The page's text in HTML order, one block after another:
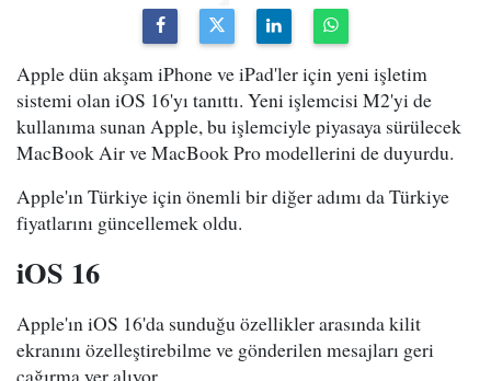
Apple dün akşam iPhone ve iPad'ler için yeni işletim
sistemi olan iOS 16'yı tanıttı. Yeni işlemcisi M2'yi de
kullanıma sunan Apple, bu işlemciyle piyasaya sürülecek
MacBook Air ve MacBook Pro modellerini de duyurdu.
Apple'ın Türkiye için önemli bir diğer adımı da Türkiye
fiyatlarını güncellemek oldu.
iOS 16
Apple'ın iOS 16'da sunduğu özellikler arasında kilit
ekranını özelleştirebilme ve gönderilen mesajları geri
çağırma yer alıyor.